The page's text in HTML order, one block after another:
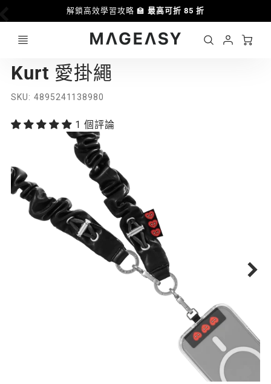
解鎖高效學習攻略 🏫 最高可折 85 折
MAGEASY
Kurt 愛掛繩
SKU 4895241138980
1 個評論